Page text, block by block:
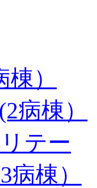
）
病棟）
テー
棟）